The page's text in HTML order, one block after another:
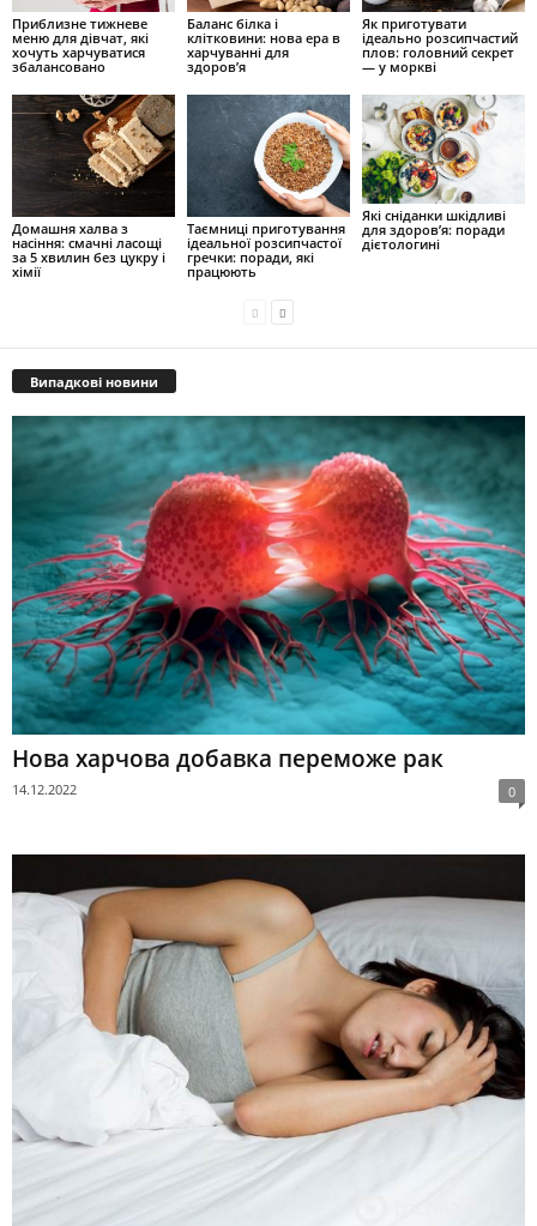
Приблизне тижневе
меню для дівчат, які
хочуть харчуватися
збалансовано
Баланс білка і
клітковини: нова ера в
харчуванні для
здоров’я
Як приготувати
ідеально розсипчастий
плов: головний секрет
— у моркві
Домашня халва з
насіння: смачні ласощі
за 5 хвилин без цукру і
хімії
Таємниці приготування
ідеальної розсипчастої
гречки: поради, які
працюють
Які сніданки шкідливі
для здоров’я: поради
дієтологині
Випадкові новини
Нова харчова добавка переможе рак
14.12.2022 0